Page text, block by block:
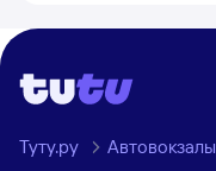
Туту.ру Автовокзалы